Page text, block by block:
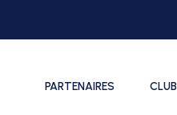
PARTENAIRES CLUB